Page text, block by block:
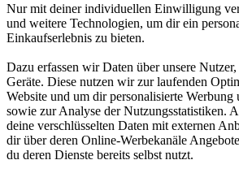
Nur mit deiner individuellen Einwilligung
und weitere Technologien, um dir ein
Einkaufserlebnis zu bieten.
Dazu erfassen wir Daten über unsere
Geräte. Diese nutzen wir zur laufenden
Website und um dir personalisierte Werbung
sowie zur Analyse der Nutzungsstatistiken.
deine verschlüsselten Daten mit externen
dir über deren Online-Werbekanäle
du deren Dienste bereits selbst nutzt.